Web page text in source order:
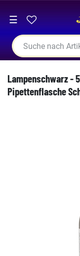
☰
Lampenschwarz -
Pipettenflasche